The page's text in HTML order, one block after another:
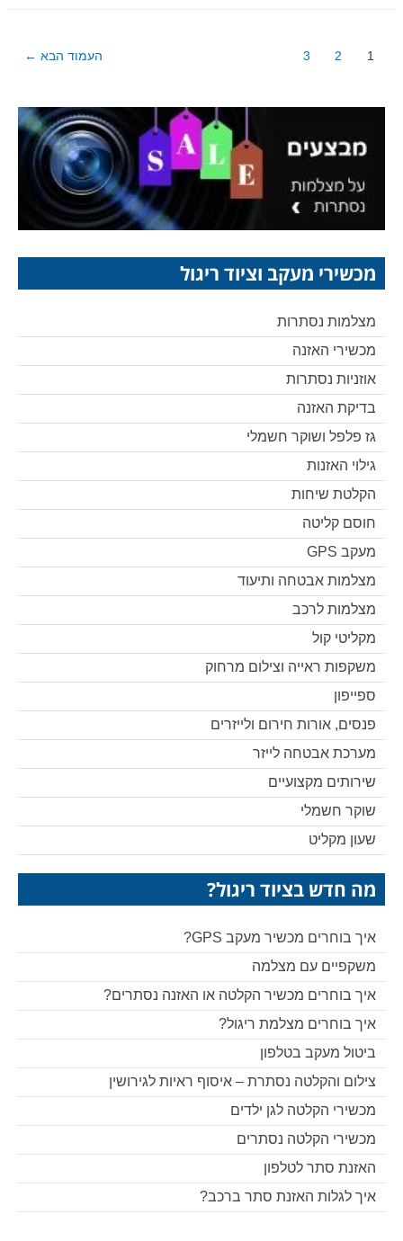
מכשירי מעקב וציוד ריגול
מצלמות נסתרות
מכשירי האזנה
אוזניות נסתרות
בדיקת האזנה
גז פלפל ושוקר חשמלי
גילוי האזנות
הקלטת שיחות
חוסם קליטה
מעקב GPS
מצלמות אבטחה ותיעוד
מצלמות לרכב
מקליטי קול
משקפות ראייה וצילום מרחוק
ספייפון
פנסים, אורות חירום ולייזרים
מערכת אבטחה לייזר
שירותים מקצועיים
שוקר חשמלי
שעון מקליט
מה חדש בציוד ריגול?
איך בוחרים מכשיר מעקב GPS?
משקפיים עם מצלמה
איך בוחרים מכשיר הקלטה או האזנה נסתרים?
איך בוחרים מצלמת ריגול?
ביטול מעקב בטלפון
צילום והקלטה נסתרת – איסוף ראיות לגירושין
מכשירי הקלטה לגן ילדים
מכשירי הקלטה נסתרים
האזנת סתר לטלפון
איך לגלות האזנת סתר ברכב?
Posts
1
2
3 העמוד הבא ←